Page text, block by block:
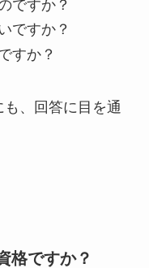
ですか？
ですか？
すか？
、回答に目を通
格ですか？